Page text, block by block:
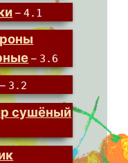
–4.1
– 3.6
– 3.2
сушёный